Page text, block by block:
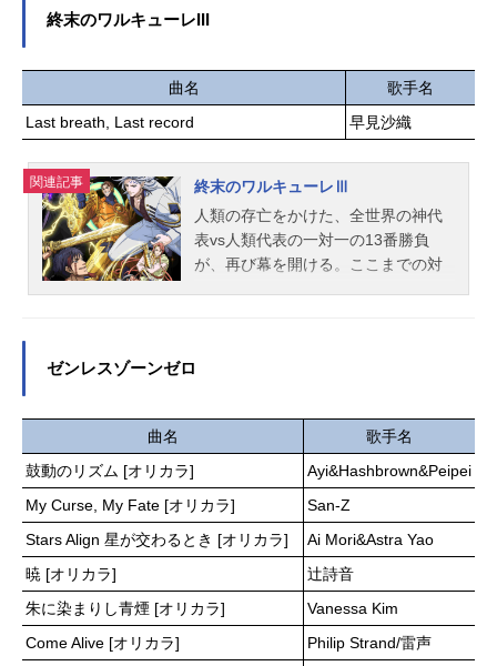
ているはずの歌声を耳にする。歌声
れた偉人──"グレートゴースト"。霊
能力者集団──"ＴＥＲＡ"。そして響
く──"憑依鎮魂歌"。「これは、私が
名ゴーストコンサート:missingSongs
放送形態TVアニメスケジュール2026
年4月5日（日）～2026年6月21日
（日）TOKYOMX・BS朝日・関西テ
レビほか話数全12話キャスト相葉芹
オデッセウス：寿美菜子スタッフ原
案：上松範康原作：UNISON Projec
tMiucS監督・シリーズ構成：神保昌
登キャラクターデザイン：宇井川真
明美術監督：草間徹也 里見篤美術
設定：高橋武之 柿本晋吾色彩設
計：小谷和樹撮影監督：佐藤敦オフ
ライン編集：近藤勇二音響監督：土
屋雅紀音響効果：上野励音楽：Elem
終末のワルキューレIII
曲名
歌手名
Last breath, Last record
早見沙織
関連記事
終末のワルキューレⅢ
人類の存亡をかけた、全世界の神代
表vs人類代表の一対一の13番勝負
が、再び幕を開ける。ここまでの対
ーズ終末のワルキューレスケジュー
ル2025年12月10日（水）～Netflixに
て【TV放送】2026年4月3日（金）～
2026年6月26日（金）TOKYOMX・B
S11ほか話数全15話キャスト始皇
帝：石川界人ハデス：置鮎龍太郎ニ
コラ・テスラ：古川慎ベルゼブブ：
浪川大輔レオニダス王：白熊寛嗣ア
ポロン：鈴村健一アルヴィト：三上
枝織ゲンドゥル：冨岡美沙子ゲイレ
ゼンレスゾーンゼロ
曲名
歌手名
鼓動のリズム [オリカラ]
Ayi&Hashbrown&Peipei
My Curse, My Fate [オリカラ]
San-Z
Stars Align 星が交わるとき [オリカラ]
Ai Mori&Astra Yao
暁 [オリカラ]
辻詩音
朱に染まりし青煙 [オリカラ]
Vanessa Kim
Come Alive [オリカラ]
Philip Strand/雷声